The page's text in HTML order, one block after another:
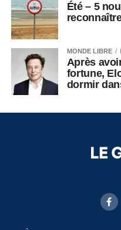
Été – 5
MONDE LIBRE
Après
fortune,
dormir